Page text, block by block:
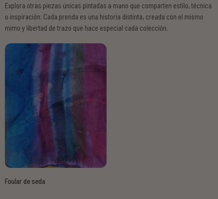
Explora otras piezas únicas pintadas a mano que comparten estilo, técnica
o inspiración. Cada prenda es una historia distinta, creada con el mismo
mimo y libertad de trazo que hace especial cada colección.
Foular de seda